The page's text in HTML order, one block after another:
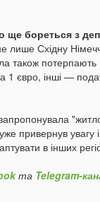
ще бореться з
лише Східну
також
євро, інші —
привернув
в інших
та Telegram-